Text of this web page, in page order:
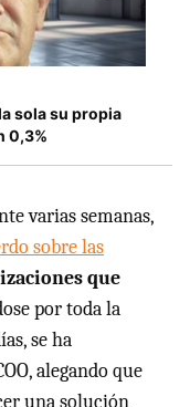
sola su propia
0,3%
varias semanas,
sobre las
que
por toda la
se ha
alegando que
una solución